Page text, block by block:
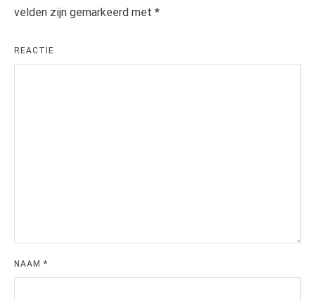
velden zijn gemarkeerd met *
REACTIE
NAAM *